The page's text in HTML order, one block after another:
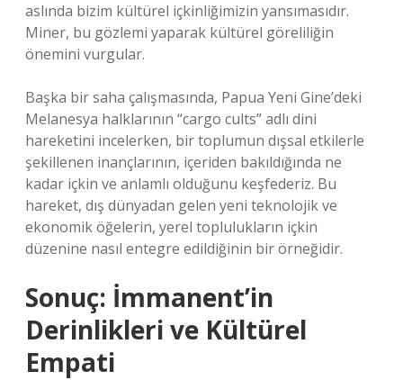
aslında bizim kültürel içkinliğimizin yansımasıdır.
Miner, bu gözlemi yaparak kültürel göreliliğin
önemini vurgular.
Başka bir saha çalışmasında, Papua Yeni Gine’deki
Melanesya halklarının “cargo cults” adlı dini
hareketini incelerken, bir toplumun dışsal etkilerle
şekillenen inançlarının, içeriden bakıldığında ne
kadar içkin ve anlamlı olduğunu keşfederiz. Bu
hareket, dış dünyadan gelen yeni teknolojik ve
ekonomik öğelerin, yerel toplulukların içkin
düzenine nasıl entegre edildiğinin bir örneğidir.
Sonuç: İmmanent’in
Derinlikleri ve Kültürel
Empati